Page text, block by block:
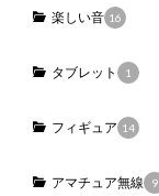
楽しい音 16
タブレット 1
フィギュア 14
アマチュア無線 9